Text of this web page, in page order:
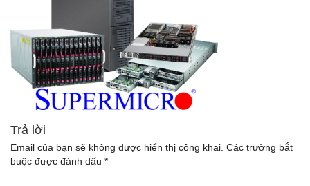
Trả lời
Email của bạn sẽ không được hiển thị công khai. Các trường bắt
buộc được đánh dấu *